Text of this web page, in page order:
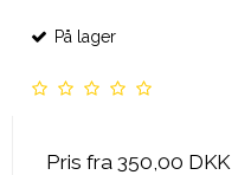
På lager
Pris fra 350,00 DKK